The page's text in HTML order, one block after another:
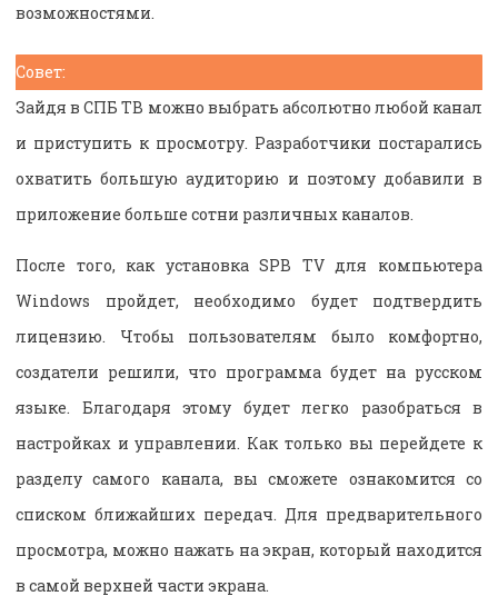
возможностями.
Совет:
Зайдя в СПБ ТВ можно выбрать абсолютно любой канал
и приступить к просмотру. Разработчики постарались
охватить большую аудиторию и поэтому добавили в
приложение больше сотни различных каналов.
После того, как установка SPB TV для компьютера
Windows пройдет, необходимо будет подтвердить
лицензию. Чтобы пользователям было комфортно,
создатели решили, что программа будет на русском
языке. Благодаря этому будет легко разобраться в
настройках и управлении. Как только вы перейдете к
разделу самого канала, вы сможете ознакомится со
списком ближайших передач. Для предварительного
просмотра, можно нажать на экран, который находится
в самой верхней части экрана.